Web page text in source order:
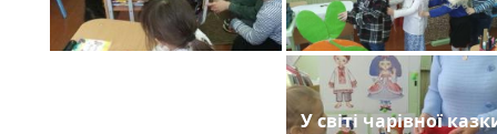
У світі чарівної